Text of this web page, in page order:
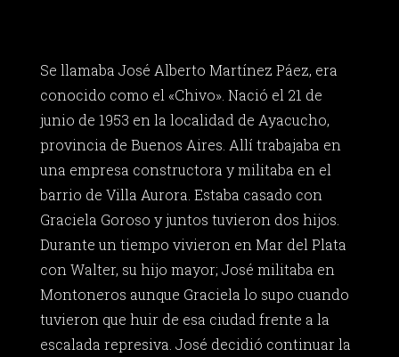
Se llamaba José Alberto Martínez Páez, era
conocido como el «Chivo». Nació el 21 de
junio de 1953 en la localidad de Ayacucho,
provincia de Buenos Aires. Allí trabajaba en
una empresa constructora y militaba en el
barrio de Villa Aurora. Estaba casado con
Graciela Goroso y juntos tuvieron dos hijos.
Durante un tiempo vivieron en Mar del Plata
con Walter, su hijo mayor; José militaba en
Montoneros aunque Graciela lo supo cuando
tuvieron que huir de esa ciudad frente a la
escalada represiva. José decidió continuar la